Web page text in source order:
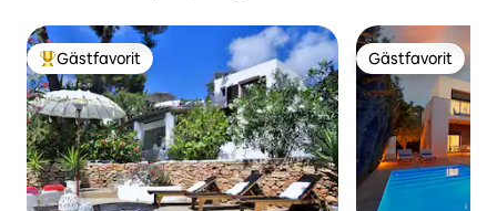
Populär gästfavorit
Gästfavorit Gästfavorit
Gästfavorit